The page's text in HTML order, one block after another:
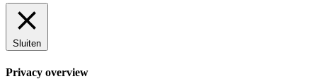
Sluiten
Privacy overview